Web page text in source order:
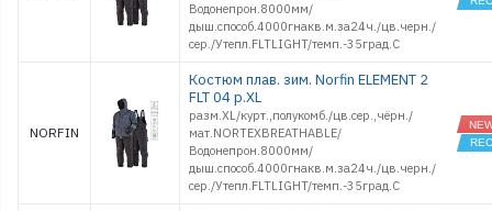
Водонепрон.8000мм/
дыш.способ.4000гнакв.м.за24ч./цв.черн./
сер./Утепл.FLTLIGHT/темп.-35град.С
NORFIN
Костюм плав. зим. Norfin ELEMENT 2
FLT 04 р.XL
разм.XL/курт.,полукомб./цв.сер.,чёрн./
мат.NORTEXBREATHABLE/
Водонепрон.8000мм/
дыш.способ.4000гнакв.м.за24ч./цв.черн./
сер./Утепл.FLTLIGHT/темп.-35град.С